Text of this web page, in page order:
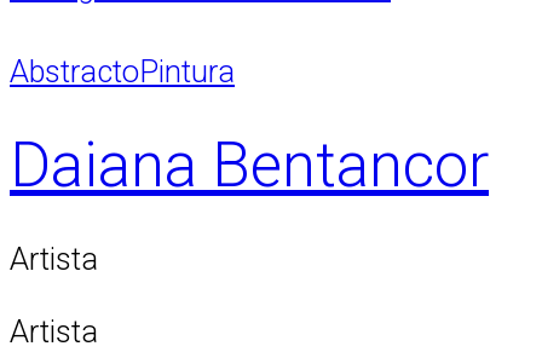
AbstractoPintura
Daiana Bentancor
Artista
Artista